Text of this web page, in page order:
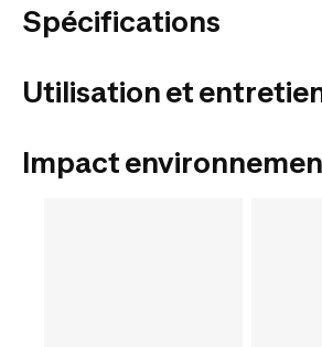
Spécifications
Utilisation et
Impact